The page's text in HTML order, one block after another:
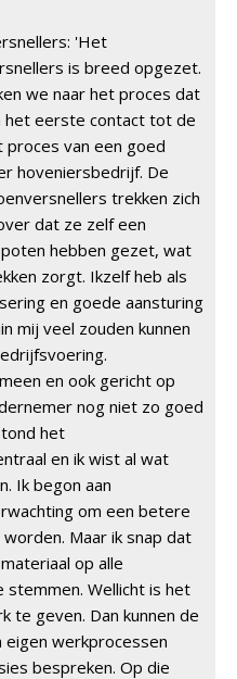
'Het
is breed opgezet.
we naar het proces dat
het eerste contact tot de
proces van een goed
hoveniersbedrijf. De
trekken zich
dat ze zelf een
hebben gezet, wat
zorgt. Ikzelf heb als
en goede aansturing
mij veel zouden kunnen
en ook gericht op
nog niet zo goed
het
en ik wist al wat
Ik begon aan
om een betere
Maar ik snap dat
op alle
Wellicht is het
te geven. Dan kunnen de
werkprocessen
bespreken. Op die